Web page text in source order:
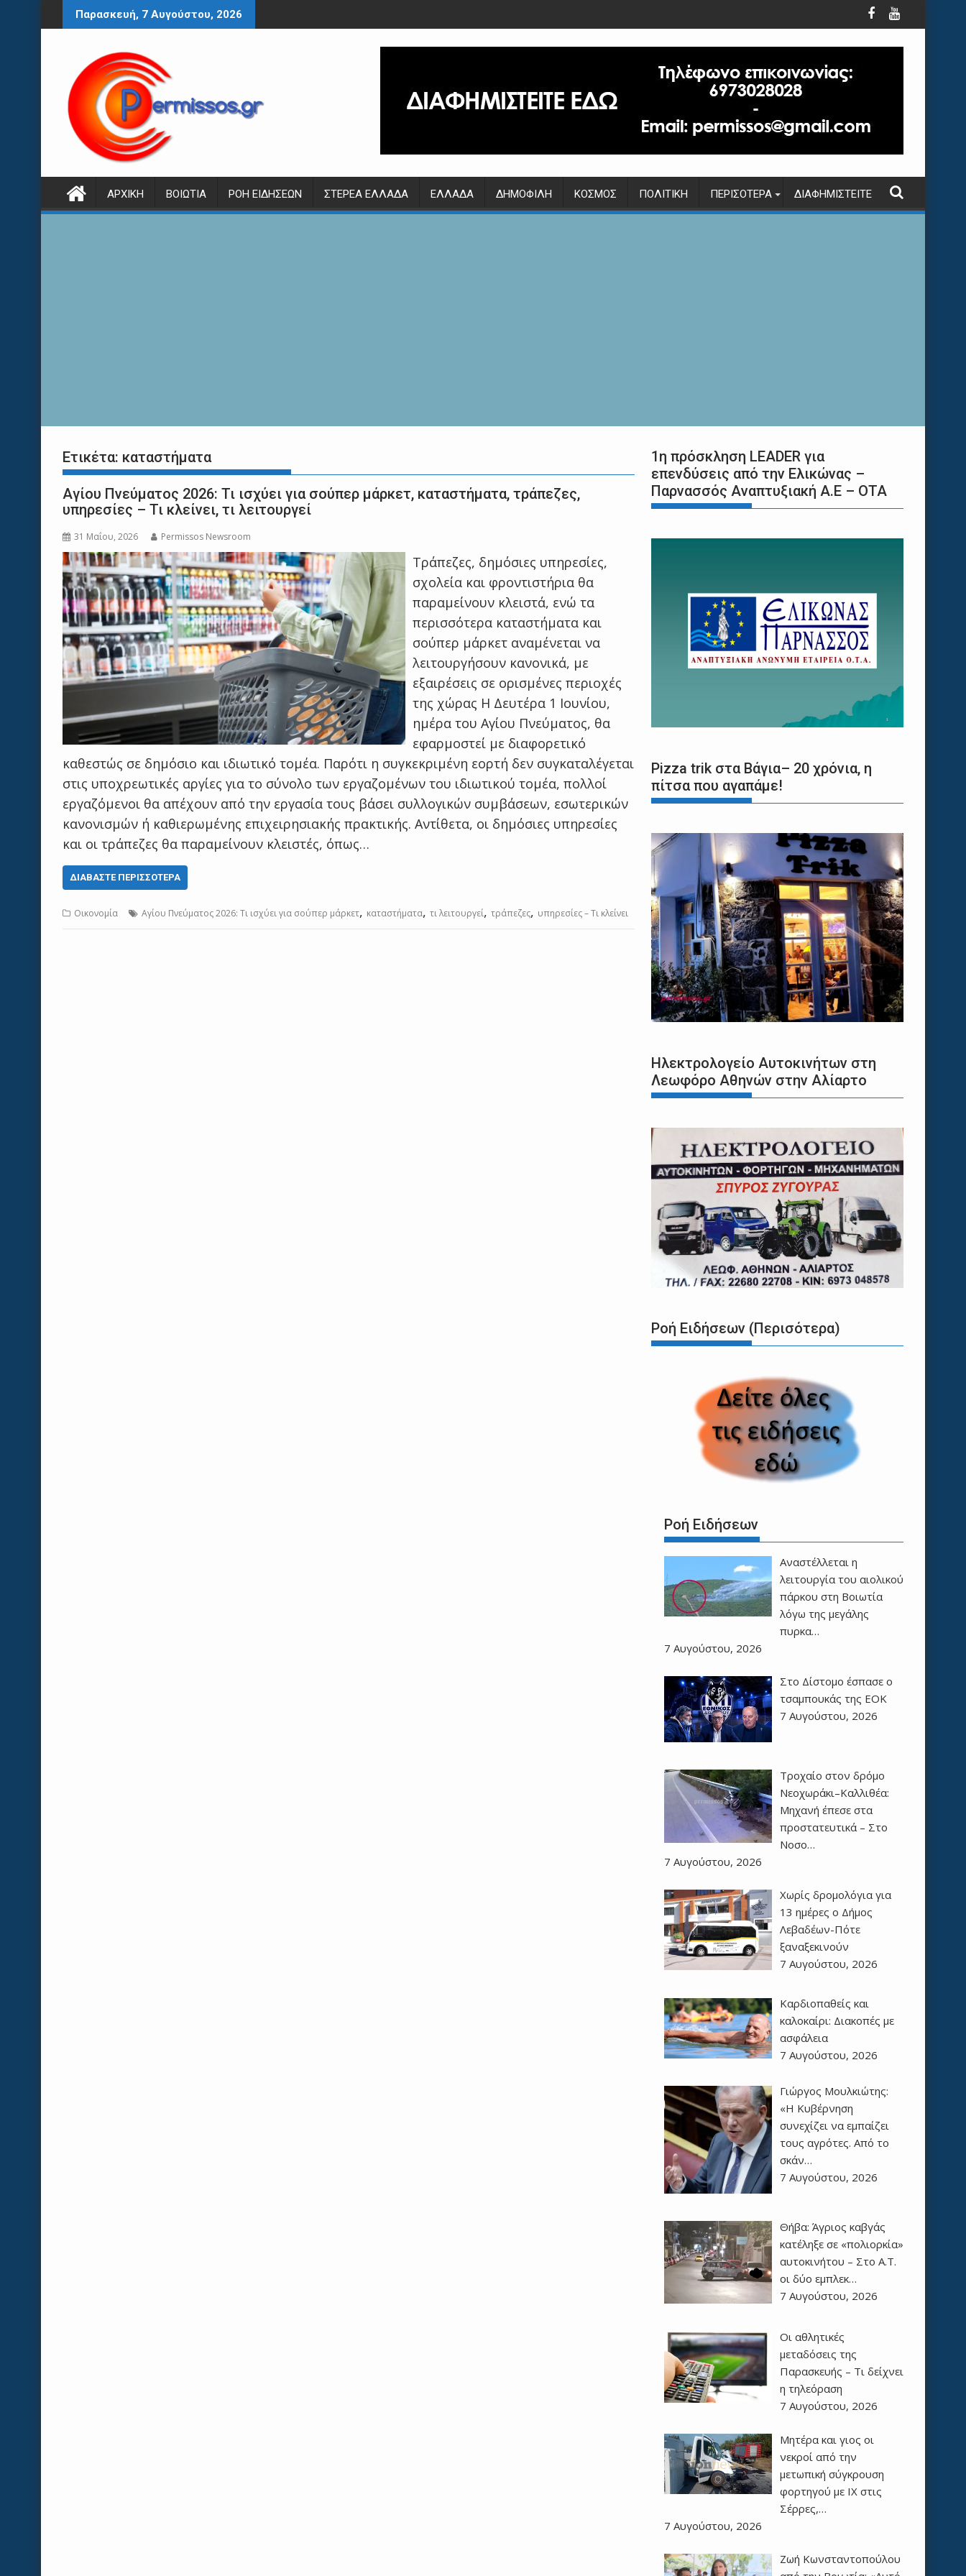
Περάστε
στο
Παρασκευή, 7 Αυγούστου, 2026
ΑΡΧΙΚΉ ΒΟΙΩΤΊΑ ΡΟΉ ΕΙΔΉΣΕΩΝ ΣΤΕΡΕΆ ΕΛΛΆΔΑ ΕΛΛΆΔΑ ΔΗΜΟΦΙΛΉ ΚΌΣΜΟΣ ΠΟΛΙΤΙΚΉ ΠΕΡΙΣΌΤΕΡΑ ΔΙΑΦΗΜΙΣΤΕΊΤΕ
Ετικέτα: καταστήματα
Αγίου Πνεύματος 2026: Τι ισχύει για σούπερ μάρκετ, καταστήματα, τράπεζες,
υπηρεσίες – Τι κλείνει, τι λειτουργεί
31 Μαΐου, 2026 Permissos Newsroom
Τράπεζες, δημόσιες υπηρεσίες,
σχολεία και φροντιστήρια θα
παραμείνουν κλειστά, ενώ τα
περισσότερα καταστήματα και
σούπερ μάρκετ αναμένεται να
λειτουργήσουν κανονικά, με
εξαιρέσεις σε ορισμένες περιοχές
της χώρας Η Δευτέρα 1 Ιουνίου,
ημέρα του Αγίου Πνεύματος, θα
εφαρμοστεί με διαφορετικό
καθεστώς σε δημόσιο και ιδιωτικό τομέα. Παρότι η συγκεκριμένη εορτή δεν συγκαταλέγεται
στις υποχρεωτικές αργίες για το σύνολο των εργαζομένων του ιδιωτικού τομέα, πολλοί
εργαζόμενοι θα απέχουν από την εργασία τους βάσει συλλογικών συμβάσεων, εσωτερικών
κανονισμών ή καθιερωμένης επιχειρησιακής πρακτικής. Αντίθετα, οι δημόσιες υπηρεσίες
και οι τράπεζες θα παραμείνουν κλειστές, όπως…
ΔΙΑΒΆΣΤΕ ΠΕΡΙΣΣΌΤΕΡΑ
Οικονομία Αγίου Πνεύματος 2026: Τι ισχύει για σούπερ μάρκετ, καταστήματα, τι λειτουργεί, τράπεζες, υπηρεσίες – Τι κλείνει
1η πρόσκληση LEADER για
επενδύσεις από την Ελικώνας –
Παρνασσός Αναπτυξιακή Α.Ε – ΟΤΑ
Pizza trik στα Βάγια– 20 χρόνια, η
πίτσα που αγαπάμε!
Ηλεκτρολογείο Αυτοκινήτων στη
Λεωφόρο Αθηνών στην Αλίαρτο
Ροή Ειδήσεων (Περισότερα)
Ροή Ειδήσεων
Αναστέλλεται η
λειτουργία του αιολικού
πάρκου στη Βοιωτία
λόγω της μεγάλης
πυρκα…
7 Αυγούστου, 2026
Στο Δίστομο έσπασε ο
τσαμπουκάς της ΕΟΚ
7 Αυγούστου, 2026
Τροχαίο στον δρόμο
Νεοχωράκι–Καλλιθέα:
Μηχανή έπεσε στα
προστατευτικά – Στο
Νοσο…
7 Αυγούστου, 2026
Χωρίς δρομολόγια για
13 ημέρες ο Δήμος
Λεβαδέων-Πότε
ξαναξεκινούν
7 Αυγούστου, 2026
Καρδιοπαθείς και
καλοκαίρι: Διακοπές με
ασφάλεια
7 Αυγούστου, 2026
Γιώργος Μουλκιώτης:
«Η Κυβέρνηση
συνεχίζει να εμπαίζει
τους αγρότες. Από το
σκάν…
7 Αυγούστου, 2026
Θήβα: Άγριος καβγάς
κατέληξε σε «πολιορκία»
αυτοκινήτου – Στο Α.Τ.
οι δύο εμπλεκ…
7 Αυγούστου, 2026
Οι αθλητικές
μεταδόσεις της
Παρασκευής – Τι δείχνει
η τηλεόραση
7 Αυγούστου, 2026
Μητέρα και γιος οι
νεκροί από την
μετωπική σύγκρουση
φορτηγού με ΙΧ στις
Σέρρες,…
7 Αυγούστου, 2026
Ζωή Κωνσταντοπούλου